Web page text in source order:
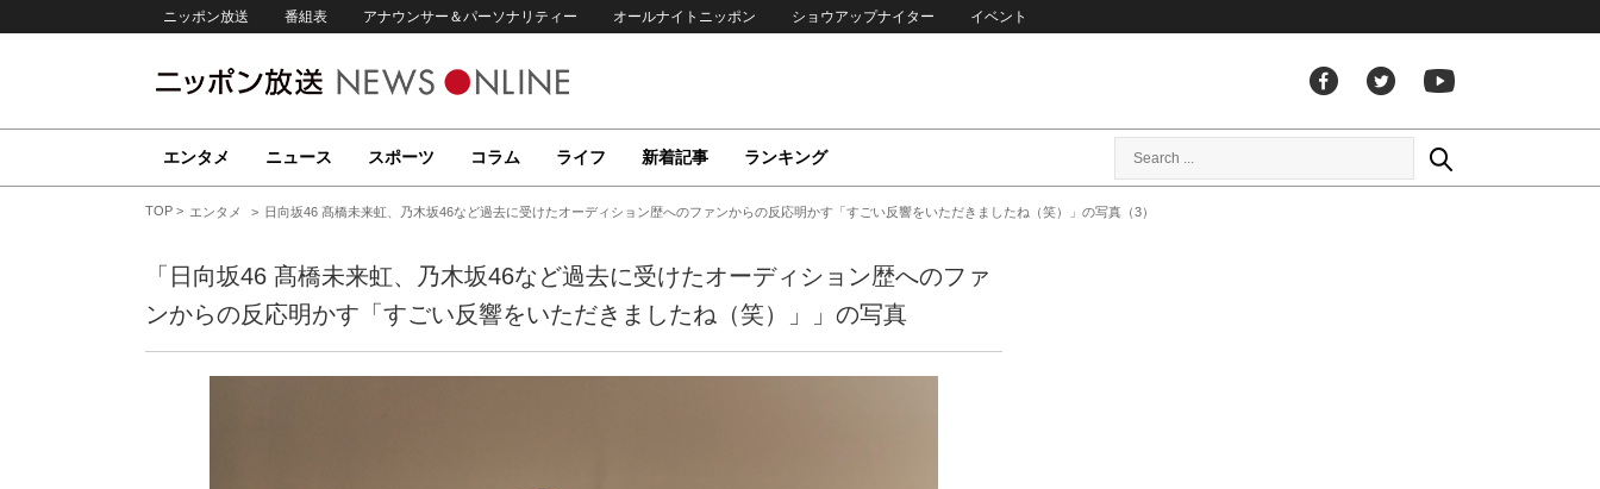
ニッポン放送 番組表 アナウンサー＆パーソナリティー オールナイトニッポン ショウアップナイター イベント
エンタメ ニュース スポーツ コラム ライフ 新着記事 ランキング
TOP エンタメ 日向坂46 髙橋未来虹、乃木坂46など過去に受けたオーディション歴へのファンからの反応明かす「すごい反響をいただきましたね（笑）」の写真（3）
「日向坂46 髙橋未来虹、乃木坂46など過去に受けたオーディション歴へのファ
ンからの反応明かす「すごい反響をいただきましたね（笑）」」の写真